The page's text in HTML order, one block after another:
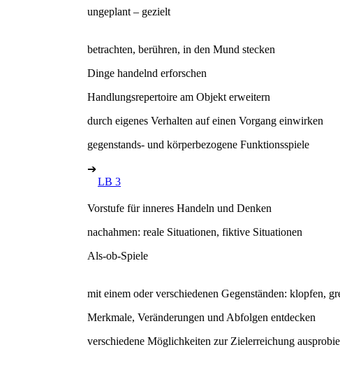
ungeplant – gezielt
betrachten, berühren, in den Mund stecken
Dinge handelnd erforschen
Handlungsrepertoire am Objekt erweitern
durch eigenes Verhalten auf einen Vorgang einwirken
gegenstands- und körperbezogene Funktionsspiele
➔
LB 3
Vorstufe für inneres Handeln und Denken
nachahmen: reale Situationen, fiktive Situationen
Als-ob-Spiele
mit einem oder verschiedenen Gegenständen: klopfen,
Merkmale, Veränderungen und Abfolgen entdecken
verschiedene Möglichkeiten zur Zielerreichung